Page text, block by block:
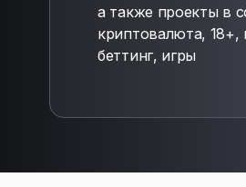
а также проекты в
криптовалюта, 18+,
беттинг, игры